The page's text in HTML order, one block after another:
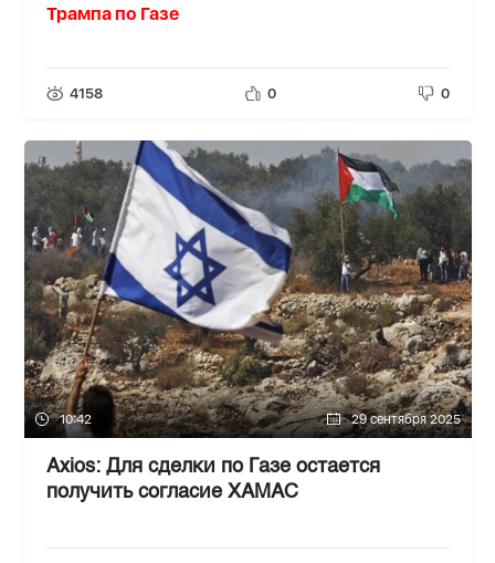
Трампа по Газе
4158 0 0
10:42 29 сентября 2025
Axios: Для сделки по Газе остается
получить согласие ХАМАС